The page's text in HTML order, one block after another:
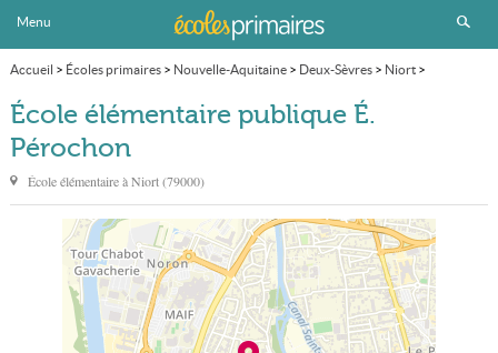
Menu
Accueil > Écoles primaires> Nouvelle-Aquitaine> Deux-Sèvres> Niort>
École élémentaire publique É. Pérochon
École élémentaire publique É.
Pérochon
École élémentaire àNiort(79000)